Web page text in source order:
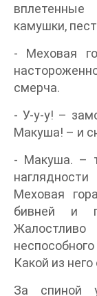
камушки,
- Меховая
смерча.
- У-у-у! –
Макуша! – и
- Макуша. –
Меховая
бивней и
Какой из него
За спиной